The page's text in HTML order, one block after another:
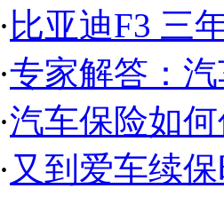
· 比亚迪F3 三
·专家解答：
·汽车保险如
· 又到爱车续